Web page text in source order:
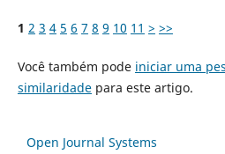
1 2 3 4 5 6 7 8 9 10 11 > >>
Você também pode iniciar uma
similaridadepara este artigo.
Open Journal Systems